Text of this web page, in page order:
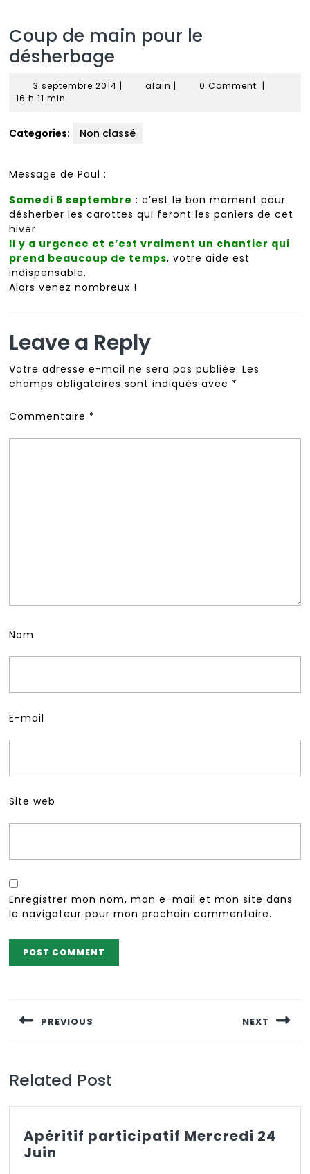
Coup de main pour le
désherbage
3 septembre 2014 3| alain alain
| 0 Comment |
16 h 11 min
Categories: Non classé
Message de Paul :
Samedi 6 septembre : c’est le bon moment pour
désherber les carottes qui feront les paniers de cet
hiver.
Il y a urgence et c’est vraiment un chantier qui
prend beaucoup de temps, votre aide est
indispensable.
Alors venez nombreux !
Leave a Reply
Votre adresse e-mail ne sera pas publiée. Les
champs obligatoires sont indiqués avec *
Commentaire *
Nom
E-mail
Site web
Enregistrer mon nom, mon e-mail et mon site dans
le navigateur pour mon prochain commentaire.
l’article
PREVIOUS NEXT
Related Post
Apéritif participatif Mercredi 24
Juin